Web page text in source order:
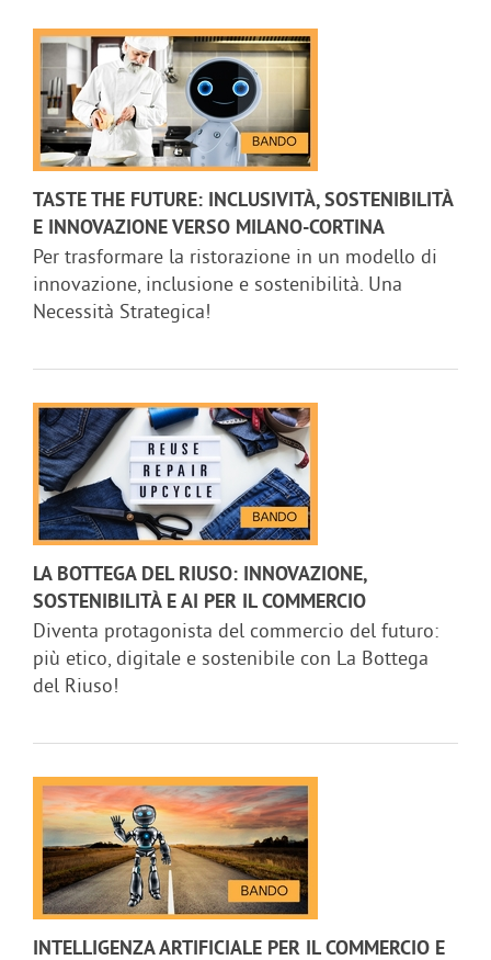
TASTE THE FUTURE: INCLUSIVITÀ, SOSTENIBILITÀ
E INNOVAZIONE VERSO MILANO-CORTINA
Per trasformare la ristorazione in un modello di
innovazione, inclusione e sostenibilità. Una
Necessità Strategica!
LA BOTTEGA DEL RIUSO: INNOVAZIONE,
SOSTENIBILITÀ E AI PER IL COMMERCIO
Diventa protagonista del commercio del futuro:
più etico, digitale e sostenibile con La Bottega
del Riuso!
INTELLIGENZA ARTIFICIALE PER IL COMMERCIO E